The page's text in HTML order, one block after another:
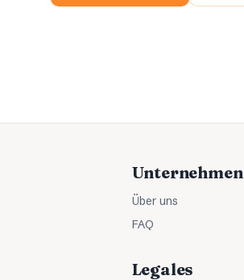
Unternehmen
Über uns
FAQ
Legales